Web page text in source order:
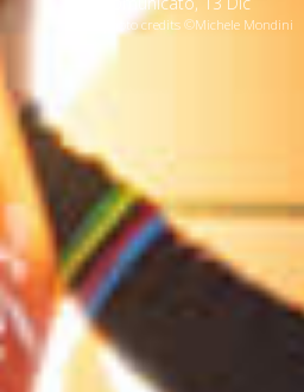
photo credits ©Michele Mondini